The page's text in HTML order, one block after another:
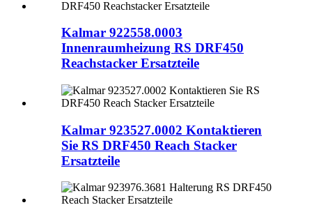
Kalmar 922558.0003
Innenraumheizung RS DRF450
Reachstacker Ersatzteile
Kalmar 923527.0002 Kontaktieren
Sie RS DRF450 Reach Stacker
Ersatzteile